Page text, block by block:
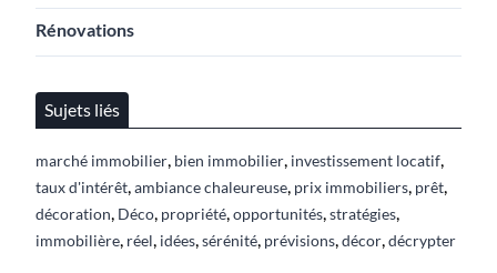
Rénovations
Sujets liés
marché immobilier, bien immobilier, investissement locatif,
taux d'intérêt,ambiance chaleureuse, prix immobiliers, prêt,
décoration, Déco, propriété,opportunités,stratégies,
immobilière, réel, idées,sérénité, prévisions,décor,décrypter